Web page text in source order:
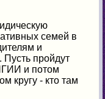
семей в
и
Пусть пройдут
и потом
кругу - кто там